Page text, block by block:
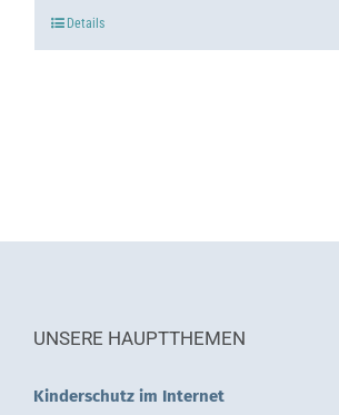
Details
UNSERE HAUPTTHEMEN
Kinderschutz im Internet